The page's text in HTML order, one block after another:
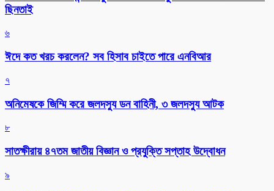
ছিনতাই
৬
ঈদে কত খরচ করলেন? সব হিসাব চাইতে পারে এনবিআর
৭
অনিমেষকে জিম্মি করে জলদস্যু ডন বাহিনী, ৩ জলদস্যু আটক
৮
সাতক্ষীরায় ৪৭তম জাতীয় বিজ্ঞান ও প্রযুক্তি সপ্তাহ উদ্বোধন
৯